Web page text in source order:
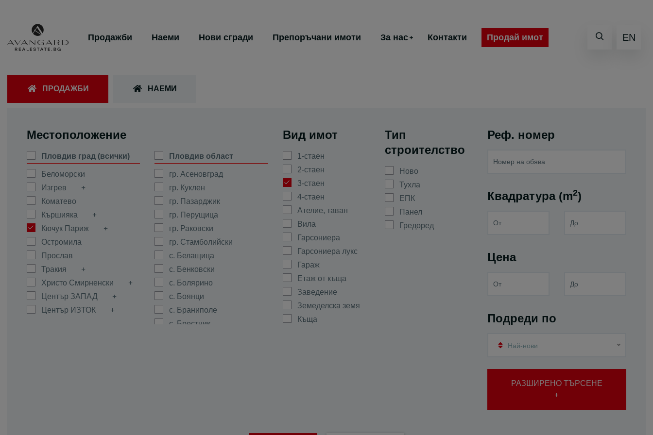
Продажби Наеми Нови сгради Препоръчани имоти За нас Контакти Продай имот EN
ПРОДАЖБИ НАЕМИ
Местоположение
Пловдив град (всички)
Беломорски
Изгрев
Коматево
Кършияка
Кючук Париж
Остромила
Прослав
Тракия
Христо Смирненски
Център ЗАПАД
Център ИЗТОК
Пловдив област
гр. Асеновград
гр. Куклен
гр. Пазарджик
гр. Перущица
гр. Раковски
гр. Стамболийски
с. Белащица
с. Бенковски
с. Болярино
с. Боянци
с. Браниполе
с. Брестник
Вид имот
1-стаен
2-стаен
3-стаен
4-стаен
Ателие, таван
Вила
Гарсониера
Гарсониера лукс
Гараж
Етаж от къща
Заведение
Земеделска земя
Къща
Тип
строителство
Ново
Тухла
ЕПК
Панел
Гредоред
Реф. номер
Квадратура (m2)
Цена
Подреди по
Най-нови
РАЗШИРЕНО ТЪРСЕНЕ